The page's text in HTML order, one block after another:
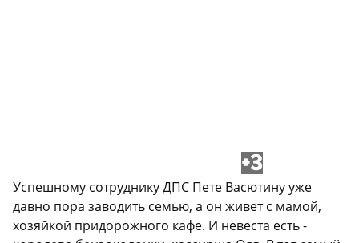
+3
Успешному сотруднику ДПС Пете Васютину уже
давно пора заводить семью, а он живет с мамой,
хозяйкой придорожного кафе. И невеста есть -